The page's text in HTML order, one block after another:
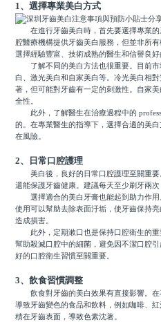
1、選擇專業美白方式
在進行牙齒美白時，首先要選擇專業的
腔醫療機構提供牙齒美白服務，但並非所
選擇經驗豐富、技術成熟的醫生和信譽良好
了解不同的美白方法也很重要。目前市
白、激光美白和自家美白等。冷光美白相
著，但可能對牙齒有一定的刺激性。自家
全性。
此外，了解醫生在治療過程中的
的。在專業醫生的指導下，選擇合適的美
在風險。
2、日常口腔護理
美白後，良好的日常口腔護理至關重要
還能保護牙齒健康。建議每天至少刷牙兩
選擇適合的美白牙膏也能起到助力作用
使用可以幫助去除表面汙垢，使牙齒保持
造成損害。
此外，定期漱口也是保持口腔衛生的重
幫助殺滅口腔中的細菌，避免因不潔口腔
好的口腔衛生習慣至關重要。
3、飲食習慣調整
飲食對牙齒的美白效果有直接影響。在
導致牙齒變色的食品和飲料，例如咖啡、
積在牙齒表面，導致色素沈著。